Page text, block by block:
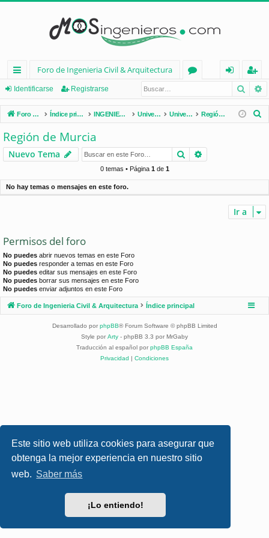
Este sitio web utiliza cookies para asegurar que
obtenga la mejor experiencia en nuestro sitio
web. Saber más
¡Lo entiendo!
nl
ac
es
rá
pi
d
Foro de Ingenieria Civil & Arquitectura
os
nt
ifi
e
eg
ist
ra
Identificarse Registrarse
Foro de Ingenieria Civil & Arquitectura Índice principal INGENIERÍA CIVIL (España) Universidades de España Universidades por Comunidades Región de Murcia
r
Región de Murcia
Nuevo Tema Buscar
0 temas • Página 1de 1
No hay temas o mensajes en este foro.
Ir a
Permisos del foro
No puedes abrir nuevos temas en este Foro
No puedes responder a temas en este Foro
No puedes editar sus mensajes en este Foro
No puedes borrar sus mensajes en este Foro
No puedes enviar adjuntos en este Foro
Foro de Ingenieria Civil & Arquitectura Índice principal
Desarrollado por phpBB® Forum Software © phpBB Limited
Style por Arty - phpBB 3.3 por MrGaby
Traducción al español por phpBB España
Privacidad | Condiciones